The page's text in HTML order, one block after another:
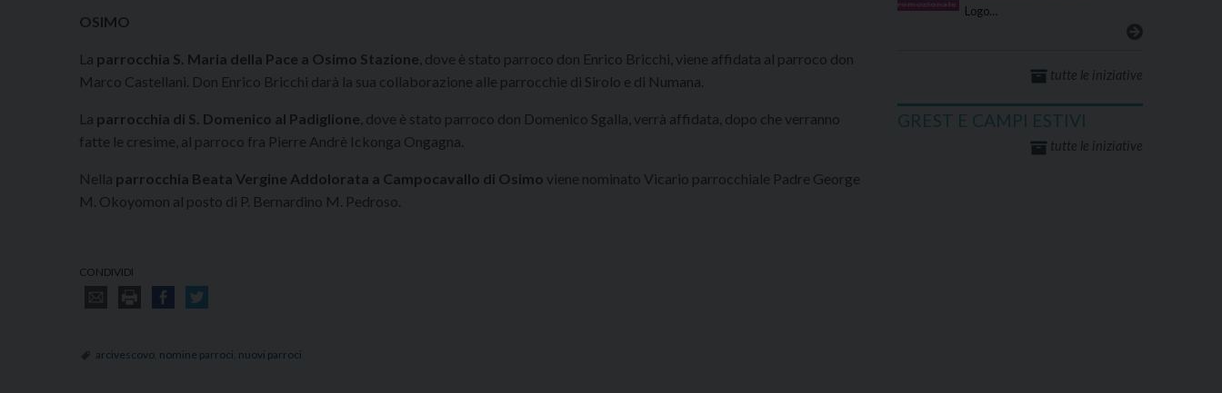
OSIMO
La parrocchia S. Maria della Pace a Osimo Stazione , dove è stato parroco don Enrico Bricchi, viene affidata al parroco don
Marco Castellani. Don Enrico Bricchi darà la sua collaborazione alle parrocchie di Sirolo e di Numana.
La parrocchia di S. Domenico al Padiglione , dove è stato parroco don Domenico Sgalla, verrà affidata, dopo che verranno
fatte le cresime, al parroco fra Pierre Andrè Ickonga Ongagna.
Nella parrocchia Beata Vergine Addolorata a Campocavallo di Osimo viene nominato Vicario parrocchiale Padre George
M. Okoyomon al posto di P. Bernardino M. Pedroso.
CONDIVIDI
arcivescovo nomine parroci nuovi parroci
Logo…
tutte le iniziative
GREST E CAMPI ESTIVI
tutte le iniziative